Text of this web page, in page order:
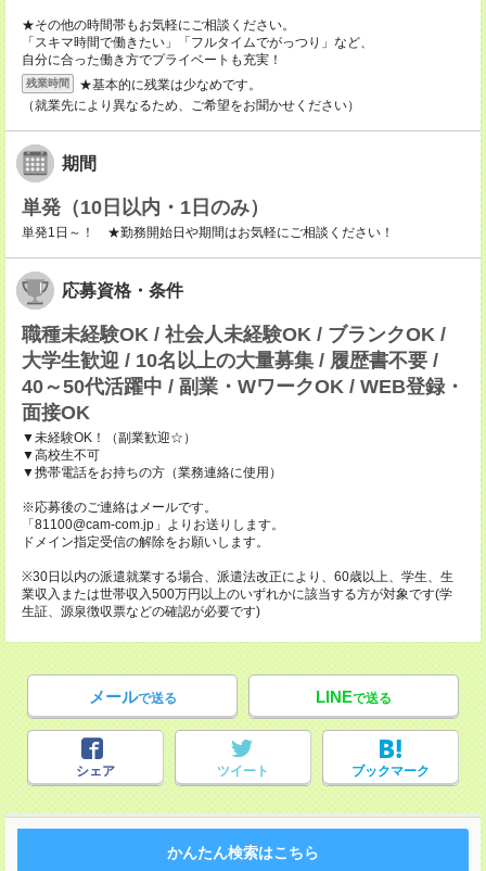
★その他の時間帯もお気軽にご相談ください。
「スキマ時間で働きたい」「フルタイムでがっつり」など、
自分に合った働き方でプライベートも充実！
残業時間
★基本的に残業は少なめです。
（就業先により異なるため、ご希望をお聞かせください）
期間
単発（10日以内・1日のみ）
単発1日～！ ★勤務開始日や期間はお気軽にご相談ください！
応募資格・条件
職種未経験OK / 社会人未経験OK / ブランクOK /
大学生歓迎 / 10名以上の大量募集 / 履歴書不要 /
40～50代活躍中 / 副業・WワークOK / WEB登録・
面接OK
▼未経験OK！（副業歓迎☆）
▼高校生不可
▼携帯電話をお持ちの方（業務連絡に使用）
※応募後のご連絡はメールです。
「81100@cam-com.jp」よりお送りします。
ドメイン指定受信の解除をお願いします。
※30日以内の派遣就業する場合、派遣法改正により、60歳以上、学生、生
業収入または世帯収入500万円以上のいずれかに該当する方が対象です(学
生証、源泉徴収票などの確認が必要です)
メールで送る LINEで送る
シェア ツイート ブックマーク
かんたん検索はこちら